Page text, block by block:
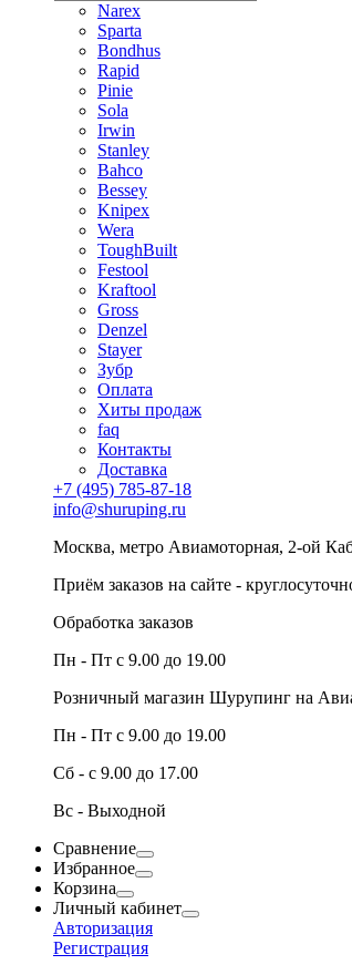
Narex
Sparta
Bondhus
Rapid
Pinie
Sola
Irwin
Stanley
Bahco
Bessey
Knipex
Wera
ToughBuilt
Festool
Kraftool
Gross
Denzel
Stayer
Зубр
Оплата
Хиты продаж
faq
Контакты
Доставка
+7 (495) 785-87-18
info@shuruping.ru
Москва, метро Авиамоторная, 2-ой
Приём заказов на сайте -
Обработка заказов
Пн - Пт с 9.00 до 19.00
Розничный магазин Шурупинг на
Пн - Пт с 9.00 до 19.00
Сб - с 9.00 до 17.00
Вс - Выходной
Сравнение
Избранное
Корзина
Личный кабинет
Авторизация
Регистрация